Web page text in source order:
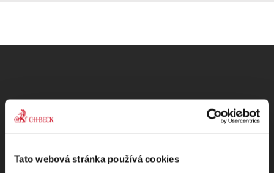
Tato webová stránka používá cookies
Odebírejte Beck-online
NEWS